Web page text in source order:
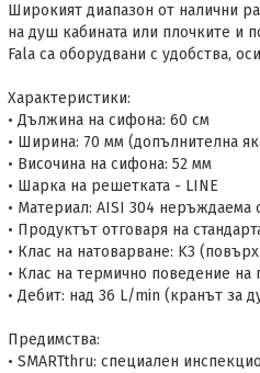
Широкият диапазон от налични
на душ кабината или плочките и
Fala са оборудвани с удобства,
Характеристики:
• Дължина на сифона: 60 см
• Ширина: 70 мм (допълнителна
• Височина на сифона: 52 мм
• Шарка на решетката - LINE
• Материал: AISI 304 неръждаема
• Продуктът отговаря на
• Клас на натоварване: K3
• Клас на термично поведение на
• Дебит: над 36 L/min (кранът за
Предимства:
• SMARTthru: специален